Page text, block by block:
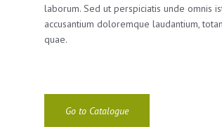
laborum. Sed ut perspiciatis unde omnis
accusantium doloremque laudantium,
quae.
Go to Catalogue